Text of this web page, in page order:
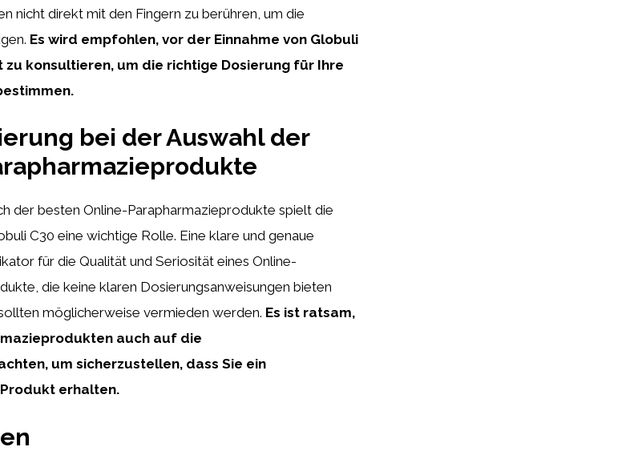
nicht direkt mit den Fingern zu berühren, um die
Es wird empfohlen, vor der Einnahme von Globuli
zu konsultieren, um die richtige Dosierung für Ihre
bei der Auswahl der
der besten Online-Parapharmazieprodukte spielt die
C30 eine wichtige Rolle. Eine klare und genaue
für die Qualität und Seriosität eines Online-
die keine klaren Dosierungsanweisungen bieten
möglicherweise vermieden werden. Es ist ratsam,
auch auf die
um sicherzustellen, dass Sie ein
erhalten.